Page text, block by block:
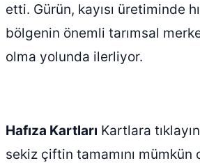
etti. Gürün, kayısı üretiminde
bölgenin önemli tarımsal
olma yolunda ilerliyor.
Hafıza Kartları Kartlara
sekiz çiftin tamamını mümkün